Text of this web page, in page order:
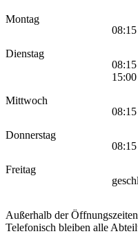
Montag
Dienstag
Mittwoch
Donnerstag
Freitag
Außerhalb der
Telefonisch bleiben alle